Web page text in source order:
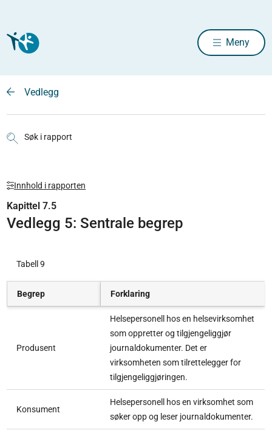
Meny
Vedlegg
Søk i rapport
Innhold i rapporten
Kapittel 7.5
Vedlegg 5: Sentrale begrep
Tabell 9
Begrep Forklaring
Produsent
Helsepersonell hos en helsevirksomhet
som oppretter og tilgjengeliggjør
journaldokumenter. Det er
virksomheten som tilrettelegger for
tilgjengeliggjøringen.
Konsument
Helsepersonell hos en virksomhet som
søker opp og leser journaldokumenter.